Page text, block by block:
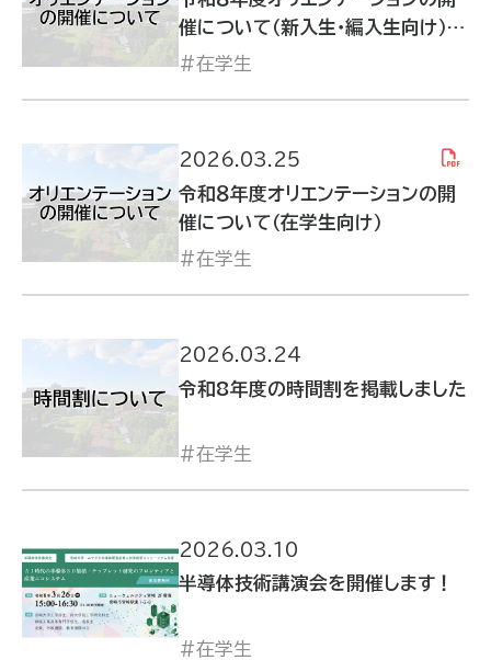
催について（新入生・編入生向け）※
一部修正があります
在学生
2026.03.25
令和８年度オリエンテーションの開
催について（在学生向け）
在学生
2026.03.24
令和8年度の時間割を掲載しました
在学生
2026.03.10
半導体技術講演会を開催します！
在学生